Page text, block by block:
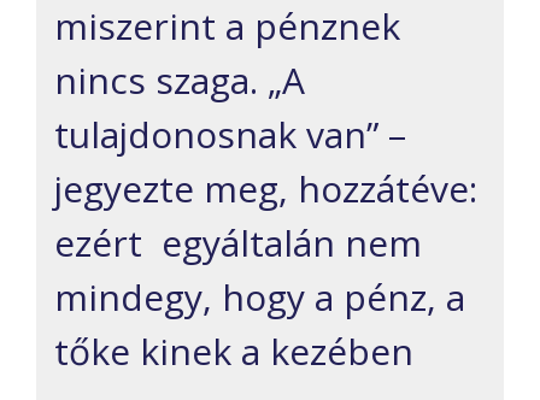
miszerint a pénznek
nincs szaga. „A
tulajdonosnak van” –
jegyezte meg, hozzátéve:
ezért egyáltalán nem
mindegy, hogy a pénz, a
tőke kinek a kezében